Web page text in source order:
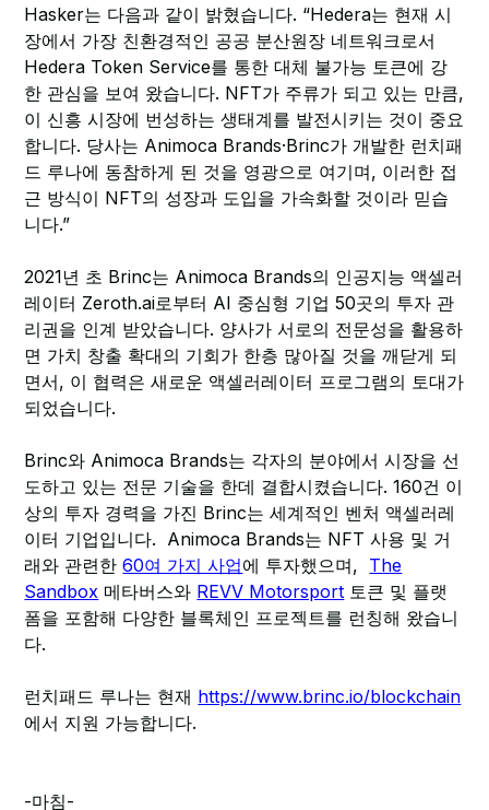
Hasker는 다음과 같이 밝혔습니다. “Hedera는 현재 시
장에서 가장 친환경적인 공공 분산원장 네트워크로서
Hedera Token Service를 통한 대체 불가능 토큰에 강
한 관심을 보여 왔습니다. NFT가 주류가 되고 있는 만큼,
이 신흥 시장에 번성하는 생태계를 발전시키는 것이 중요
합니다. 당사는 Animoca Brands·Brinc가 개발한 런치패
드 루나에 동참하게 된 것을 영광으로 여기며, 이러한 접
근 방식이 NFT의 성장과 도입을 가속화할 것이라 믿습
니다.”
2021년 초 Brinc는 Animoca Brands의 인공지능 액셀러
레이터 Zeroth.ai로부터 AI 중심형 기업 50곳의 투자 관
리권을 인계 받았습니다. 양사가 서로의 전문성을 활용하
면 가치 창출 확대의 기회가 한층 많아질 것을 깨닫게 되
면서, 이 협력은 새로운 액셀러레이터 프로그램의 토대가
되었습니다.
Brinc와 Animoca Brands는 각자의 분야에서 시장을 선
도하고 있는 전문 기술을 한데 결합시켰습니다. 160건 이
상의 투자 경력을 가진 Brinc는 세계적인 벤처 액셀러레
이터 기업입니다. Animoca Brands는 NFT 사용 및 거
래와 관련한60여 가지 사업에 투자했으며, The
Sandbox 메타버스와 REVV Motorsport 토큰 및 플랫
폼을 포함해 다양한 블록체인 프로젝트를 런칭해 왔습니
다.
런치패드 루나는 현재 https://www.brinc.io/blockchain
에서 지원 가능합니다.
-마침-